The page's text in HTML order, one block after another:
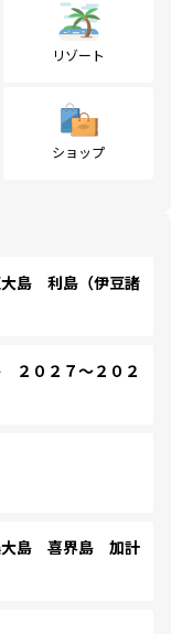
リゾート
ショップ
島 利島（伊豆諸
０２７～２０２
島 喜界島 加計